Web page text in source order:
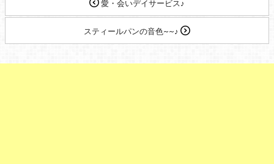
愛・会いデイサービス♪
スティールパンの音色~~♪